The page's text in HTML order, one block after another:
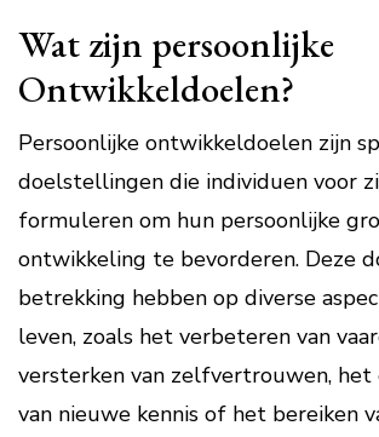
Wat zijn persoonlijke
Ontwikkeldoelen?
Persoonlijke ontwikkeldoelen zijn
doelstellingen die individuen voor
formuleren om hun persoonlijke
ontwikkeling te bevorderen. Deze
betrekking hebben op diverse
leven, zoals het verbeteren van
versterken van zelfvertrouwen,
van nieuwe kennis of het bereiken